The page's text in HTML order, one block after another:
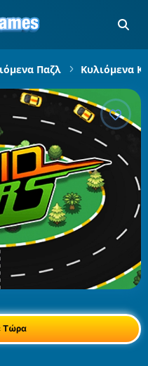
Παζλ Κυλιόμενα
Τώρα